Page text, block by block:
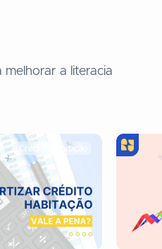
melhorar a literacia
Crédito Habitação